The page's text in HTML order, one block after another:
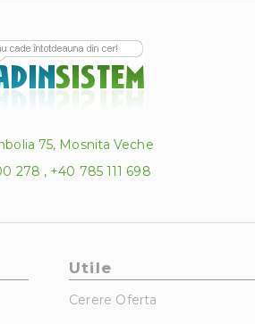
75, Mosnita Veche
278 , +40 785 111 698
Utile
Cerere Oferta